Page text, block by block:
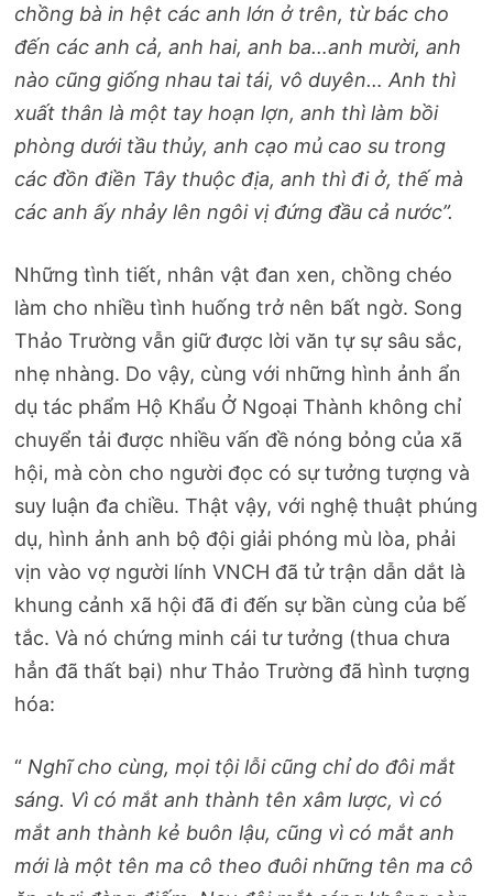
chồng bà in hệt các anh lớn ở trên, từ bác cho
đến các anh cả, anh hai, anh ba…anh mười, anh
nào cũng giống nhau tai tái, vô duyên… Anh thì
xuất thân là một tay hoạn lợn, anh thì làm bồi
phòng dưới tầu thủy, anh cạo mủ cao su trong
các đồn điền Tây thuộc địa, anh thì đi ở, thế mà
các anh ấy nhảy lên ngôi vị đứng đầu cả nước”.
Những tình tiết, nhân vật đan xen, chồng chéo
làm cho nhiều tình huống trở nên bất ngờ. Song
Thảo Trường vẫn giữ được lời văn tự sự sâu sắc,
nhẹ nhàng. Do vậy, cùng với những hình ảnh ẩn
dụ tác phẩm Hộ Khẩu Ở Ngoại Thành không chỉ
chuyển tải được nhiều vấn đề nóng bỏng của xã
hội, mà còn cho người đọc có sự tưởng tượng và
suy luận đa chiều. Thật vậy, với nghệ thuật phúng
dụ, hình ảnh anh bộ đội giải phóng mù lòa, phải
vịn vào vợ người lính VNCH đã tử trận dẫn dắt là
khung cảnh xã hội đã đi đến sự bần cùng của bế
tắc. Và nó chứng minh cái tư tưởng (thua chưa
hẳn đã thất bại) như Thảo Trường đã hình tượng
hóa:
“ Nghĩ cho cùng, mọi tội lỗi cũng chỉ do đôi mắt
sáng. Vì có mắt anh thành tên xâm lược, vì có
mắt anh thành kẻ buôn lậu, cũng vì có mắt anh
mới là một tên ma cô theo đuôi những tên ma cô